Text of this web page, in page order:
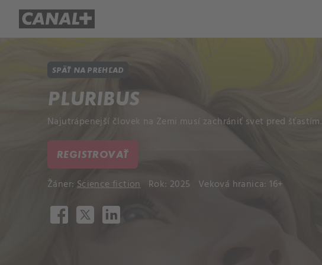
SPÄŤ NA PREHĽAD
PLURIBUS
Najutrápenejší človek na Zemi musí zachrániť svet pred šťastím.
REGISTROVAŤ
Žáner: Science fiction Rok: 2025 Veková hranica: 16+